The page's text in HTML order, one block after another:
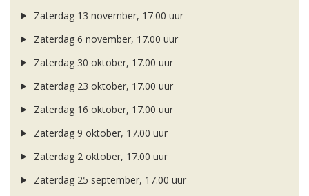
Zaterdag 13 november, 17.00 uur
Zaterdag 6 november, 17.00 uur
Zaterdag 30 oktober, 17.00 uur
Zaterdag 23 oktober, 17.00 uur
Zaterdag 16 oktober, 17.00 uur
Zaterdag 9 oktober, 17.00 uur
Zaterdag 2 oktober, 17.00 uur
Zaterdag 25 september, 17.00 uur